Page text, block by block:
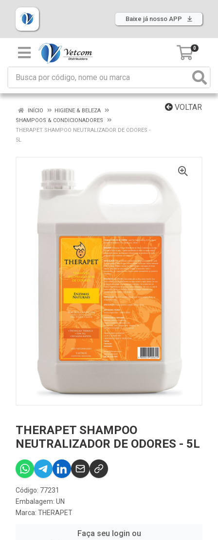
Baixe já nosso APP
0
VOLTAR
INÍCIO
HIGIENE & BELEZA
SHAMPOOS & CONDICIONADORES
THERAPET SHAMPOO NEUTRALIZADOR DE ODORES -
5L
THERAPET SHAMPOO
NEUTRALIZADOR DE ODORES - 5L
Código: 77231
Embalagem: UN
Marca: THERAPET
Faça seu login ou